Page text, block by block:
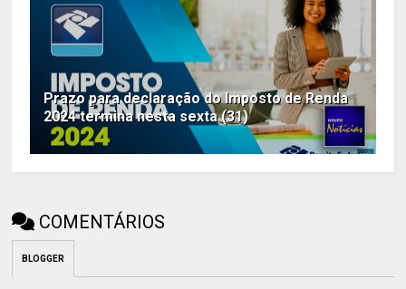
Prazo para declaração do Imposto de Renda
2024 termina nesta sexta (31)
COMENTÁRIOS
BLOGGER